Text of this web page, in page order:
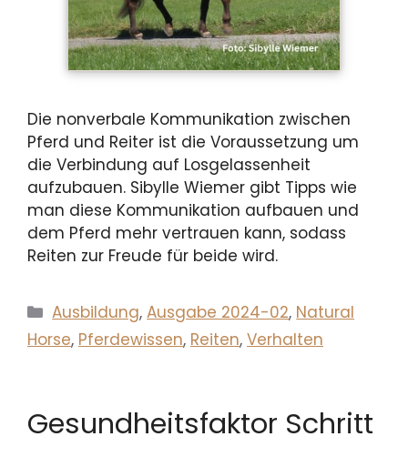
Die nonverbale Kommunikation zwischen
Pferd und Reiter ist die Voraussetzung um
die Verbindung auf Losgelassenheit
aufzubauen. Sibylle Wiemer gibt Tipps wie
man diese Kommunikation aufbauen und
dem Pferd mehr vertrauen kann, sodass
Reiten zur Freude für beide wird.
Kategorien
Ausbildung,Ausgabe 2024-02, Natural
Horse, Pferdewissen, Reiten, Verhalten
Gesundheitsfaktor Schritt